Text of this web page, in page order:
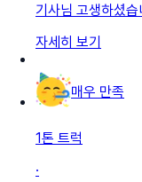
기사님 고생하셨
자세히 보기
매우 만족
1톤 트럭
·